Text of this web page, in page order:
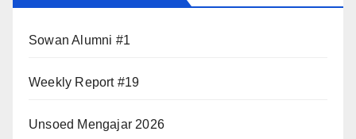
Sowan Alumni #1
Weekly Report #19
Unsoed Mengajar 2026